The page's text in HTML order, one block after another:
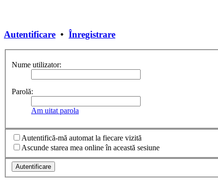
Autentificare • Înregistrare
Nume utilizator:
Parolă:
Am uitat parola
Autentifică-mă automat la fiecare vizită
Ascunde starea mea online în această sesiune